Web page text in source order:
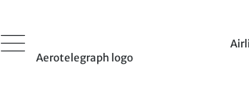
Aerotelegraph logo